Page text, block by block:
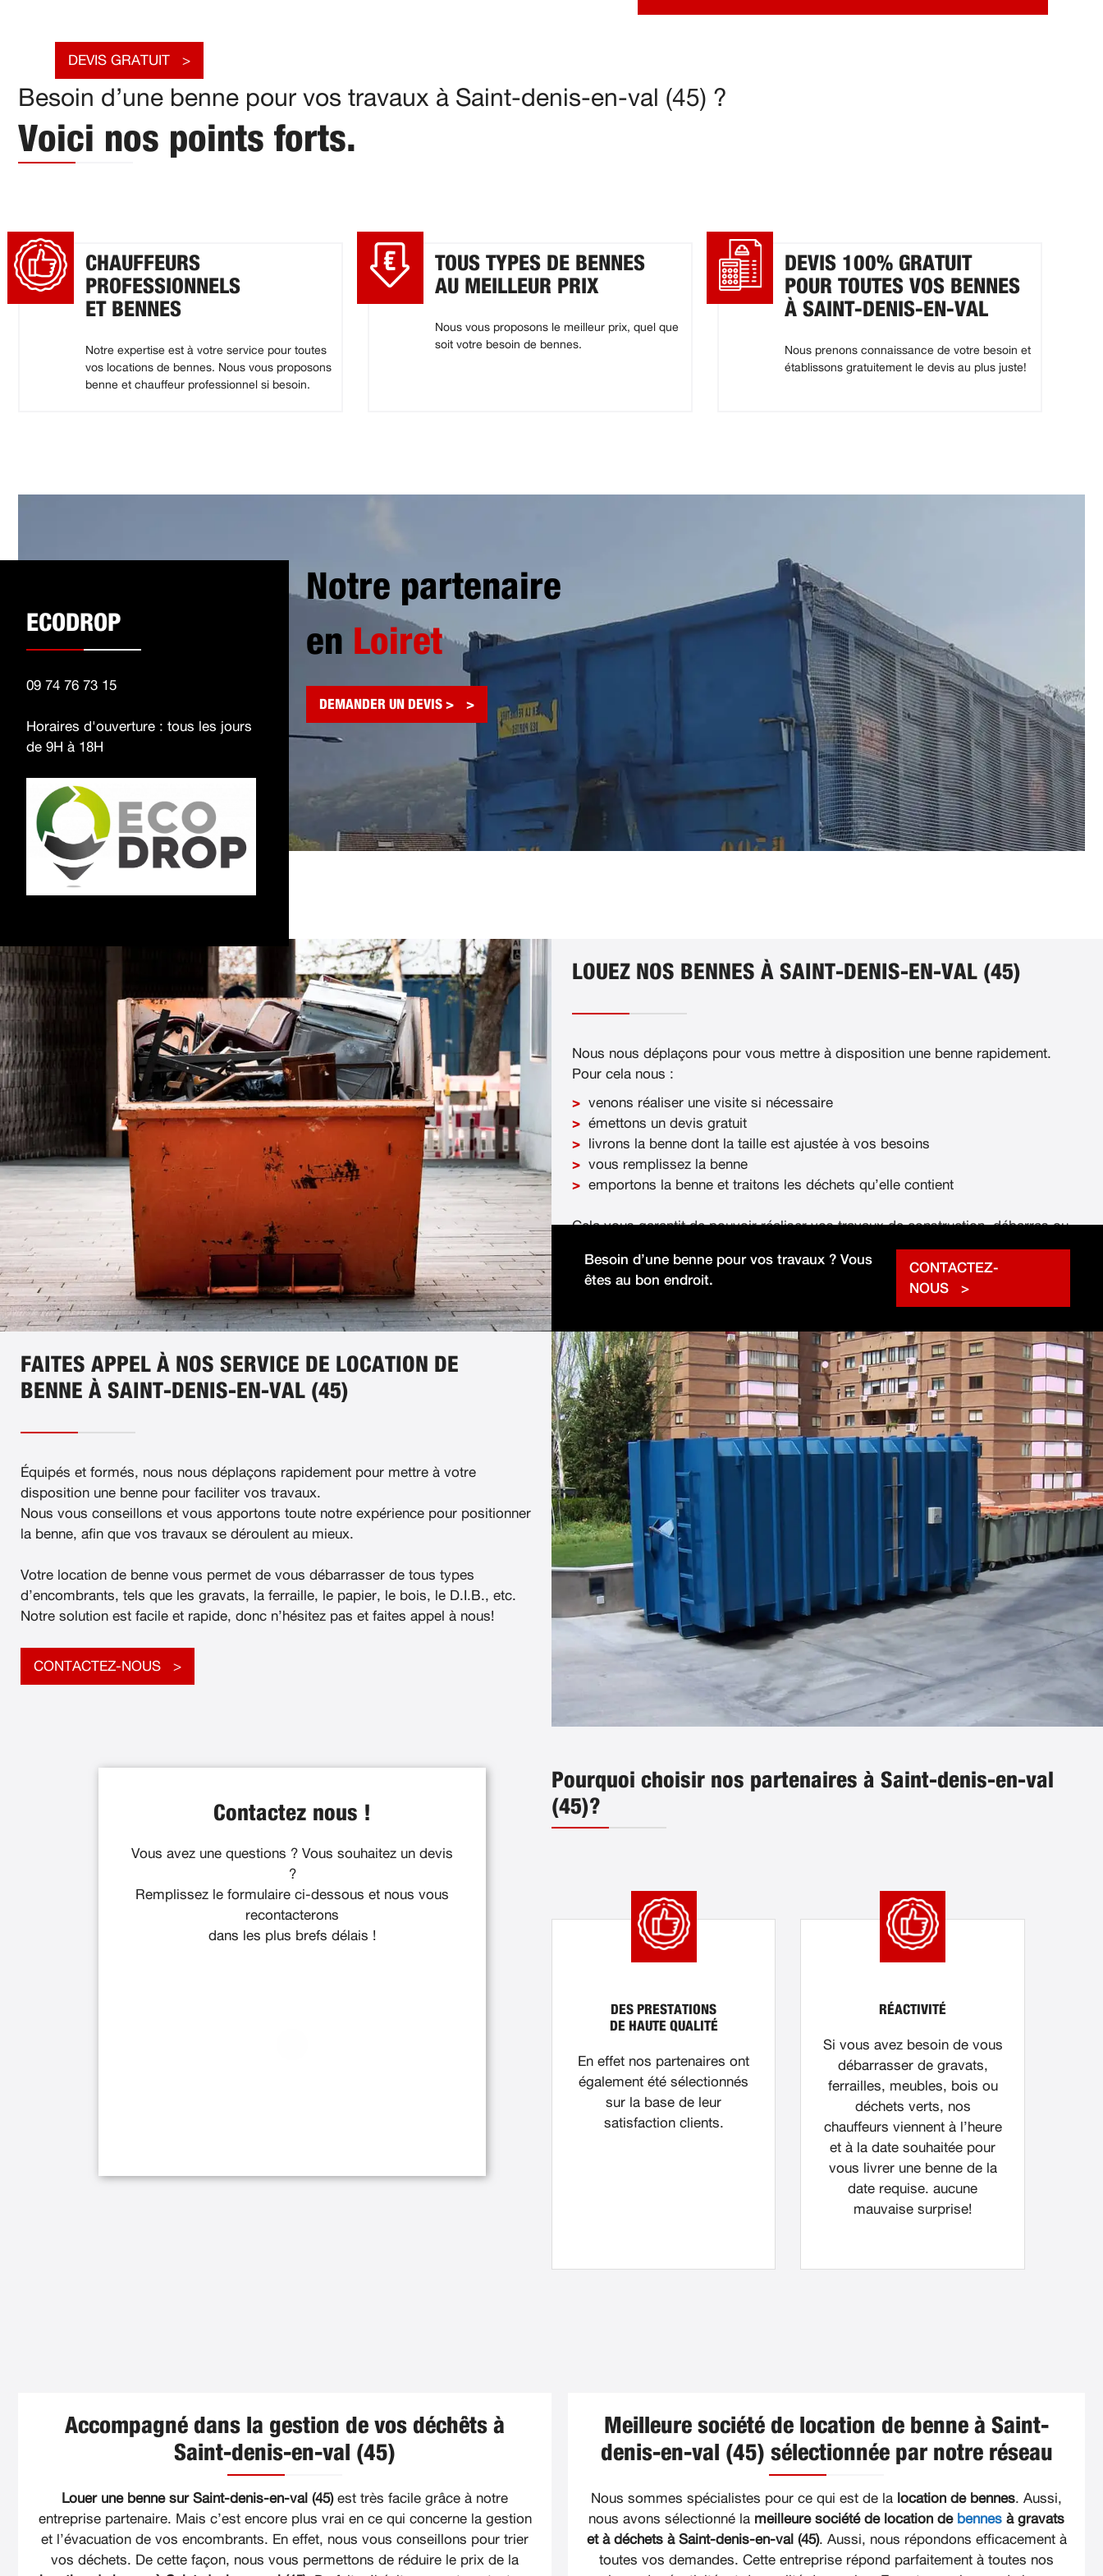
DEVIS GRATUIT
Besoin d’une benne pour vos travaux à Saint-denis-en-val (45) ?
Voici nos points forts.
CHAUFFEURS
PROFESSIONNELS
ET BENNES
Notre expertise est à votre service pour toutes
vos locations de bennes. Nous vous proposons
benne et chauffeur professionnel si besoin.
TOUS TYPES DE BENNES
AU MEILLEUR PRIX
Nous vous proposons le meilleur prix, quel que
soit votre besoin de bennes.
DEVIS 100% GRATUIT
POUR TOUTES VOS BENNES
À SAINT-DENIS-EN-VAL
Nous prenons connaissance de votre besoin et
établissons gratuitement le devis au plus juste!
ECODROP
09 74 76 73 15
Horaires d'ouverture : tous les jours
de 9H à 18H
Notre partenaire
en Loiret
DEMANDER UN DEVIS >
LOUEZ NOS BENNES À SAINT-DENIS-EN-VAL (45)
Nous nous déplaçons pour vous mettre à disposition une benne rapidement.
Pour cela nous :
venons réaliser une visite si nécessaire
émettons un devis gratuit
livrons la benne dont la taille est ajustée à vos besoins
vous remplissez la benne
emportons la benne et traitons les déchets qu’elle contient
Cela vous garantit de pouvoir réaliser vos travaux de construction, débarras ou
Besoin d’une benne pour vos travaux ? Vous
êtes au bon endroit.
CONTACTEZ-
NOUS
FAITES APPEL À NOS SERVICE DE LOCATION DE
BENNE À SAINT-DENIS-EN-VAL (45)
Équipés et formés, nous nous déplaçons rapidement pour mettre à votre
disposition une benne pour faciliter vos travaux.
Nous vous conseillons et vous apportons toute notre expérience pour positionner
la benne, afin que vos travaux se déroulent au mieux.
Votre location de benne vous permet de vous débarrasser de tous types
d’encombrants, tels que les gravats, la ferraille, le papier, le bois, le D.I.B., etc.
Notre solution est facile et rapide, donc n’hésitez pas et faites appel à nous!
CONTACTEZ-NOUS
Contactez nous !
Vous avez une questions ? Vous souhaitez un devis
?
Remplissez le formulaire ci-dessous et nous vous
recontacterons
dans les plus brefs délais !
Pourquoi choisir nos partenaires à Saint-denis-en-val
(45)?
DES PRESTATIONS
DE HAUTE QUALITÉ
En effet nos partenaires ont
également été sélectionnés
sur la base de leur
satisfaction clients.
RÉACTIVITÉ
Si vous avez besoin de vous
débarrasser de gravats,
ferrailles, meubles, bois ou
déchets verts, nos
chauffeurs viennent à l’heure
et à la date souhaitée pour
vous livrer une benne de la
date requise. aucune
mauvaise surprise!
Accompagné dans la gestion de vos déchêts à
Saint-denis-en-val (45)
Louer une benne sur Saint-denis-en-val (45)est très facile grâce à notre
entreprise partenaire. Mais c’est encore plus vrai en ce qui concerne la gestion
et l’évacuation de vos encombrants. En effet, nous vous conseillons pour trier
vos déchets. De cette façon, nous vous permettons de réduire le prix de la
Meilleure société de location de benne à Saint-
denis-en-val (45) sélectionnée par notre réseau
Nous sommes spécialistes pour ce qui est de la location de bennes. Aussi,
nous avons sélectionné la meilleure société de location de bennes à gravats
et à déchets à Saint-denis-en-val (45). Aussi, nous répondons efficacement à
toutes vos demandes. Cette entreprise répond parfaitement à toutes nos